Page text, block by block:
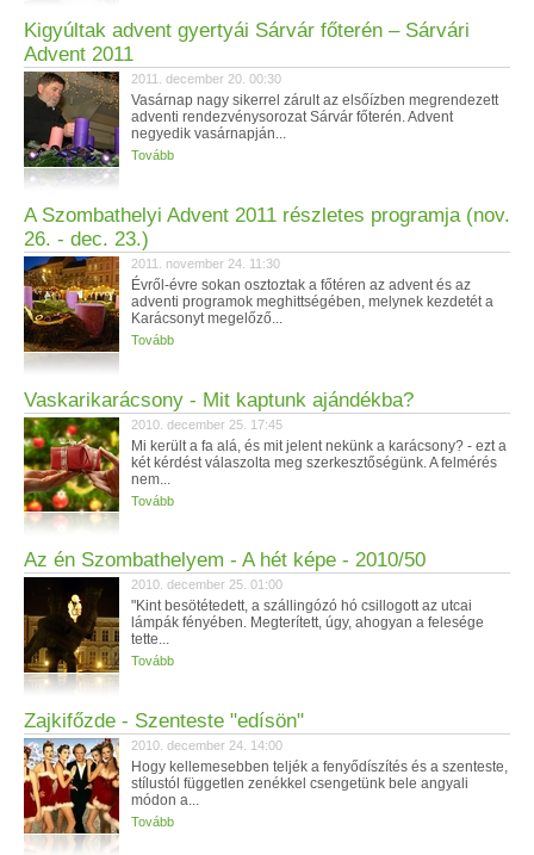
Kigyúltak advent gyertyái Sárvár főterén – Sárvári
Advent 2011
2011. december 20. 00:30
Vasárnap nagy sikerrel zárult az elsőízben megrendezett
adventi rendezvénysorozat Sárvár főterén. Advent
negyedik vasárnapján...
Tovább
A Szombathelyi Advent 2011 részletes programja (nov.
26. - dec. 23.)
2011. november 24. 11:30
Évről-évre sokan osztoztak a főtéren az advent és az
adventi programok meghittségében, melynek kezdetét a
Karácsonyt megelőző...
Tovább
Vaskarikarácsony - Mit kaptunk ajándékba?
2010. december 25. 17:45
Mi került a fa alá, és mit jelent nekünk a karácsony? - ezt a
két kérdést válaszolta meg szerkesztőségünk. A felmérés
nem...
Tovább
Az én Szombathelyem - A hét képe - 2010/50
2010. december 25. 01:00
"Kint besötétedett, a szállingózó hó csillogott az utcai
lámpák fényében. Megterített, úgy, ahogyan a felesége
tette...
Tovább
Zajkifőzde - Szenteste "edísön"
2010. december 24. 14:00
Hogy kellemesebben teljék a fenyődíszítés és a szenteste,
stílustól független zenékkel csengetünk bele angyali
módon a...
Tovább